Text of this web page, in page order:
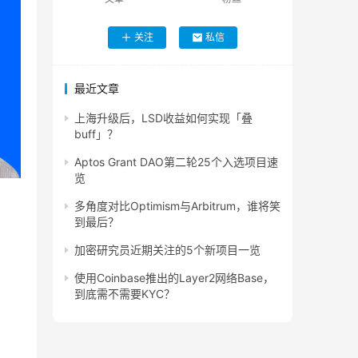
关注 私信
最近文章
上海升级后，LSD收益如何实现「叠
buff」？
Aptos Grant DAO第二轮25个入选项目速
览
多角度对比Optimism与Arbitrum，谁将笑
到最后？
加密研究员近期关注的5个新项目一览
使用Coinbase推出的Layer2网络Base，
到底需不需要KYC？